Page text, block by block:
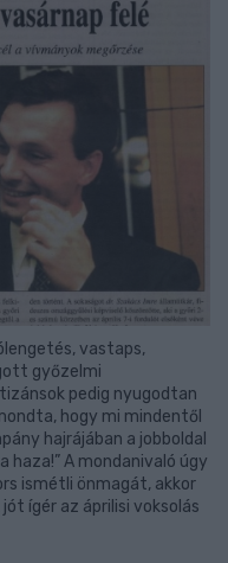
vastaps,
győzelmi
pedig nyugodtan
hogy mi mindentől
hajrájában a jobboldal
haza!” A mondanivaló úgy
ismétli önmagát, akkor
ígér az áprilisi voksolás